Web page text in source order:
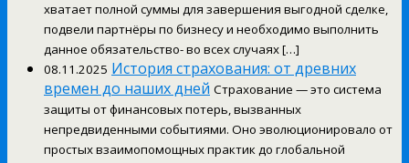
хватает полной суммы для завершения выгодной сделке,
подвели партнёры по бизнесу и необходимо выполнить
данное обязательство- во всех случаях […]
08.11.2025 История страхования: от древних
времен до наших дней Страхование — это система
защиты от финансовых потерь, вызванных
непредвиденными событиями. Оно эволюционировало от
простых взаимопомощных практик до глобальной